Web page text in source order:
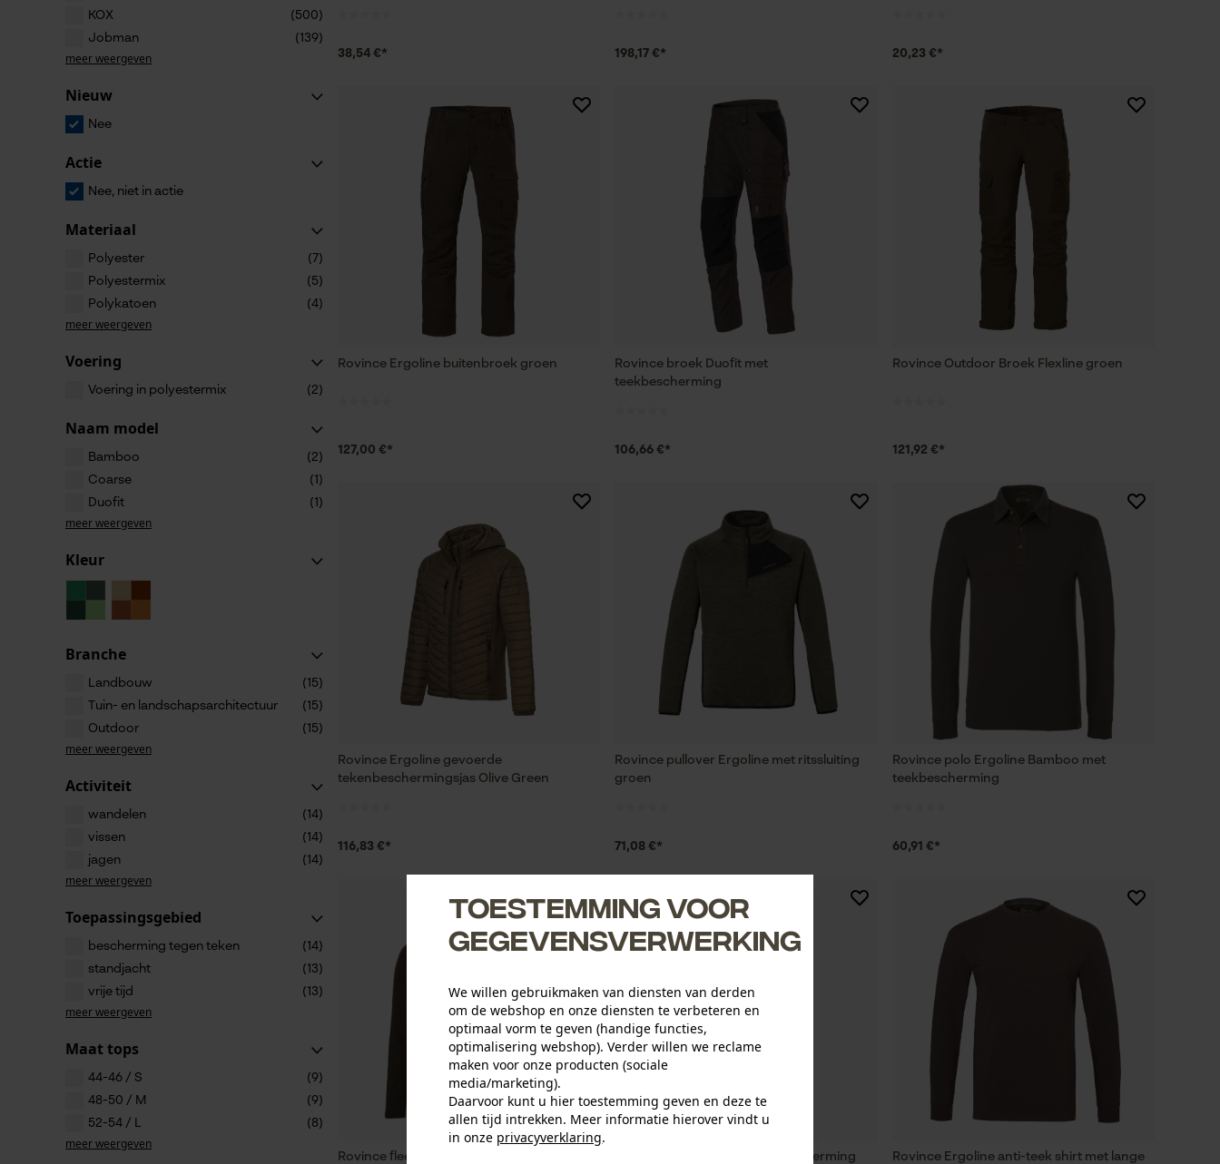
KOX
(500)
Jobman
(139)
meer weergeven
Nieuw
Nee
Actie
Nee, niet in actie
Materiaal
Polyester
(7)
Polyestermix
(5)
Polykatoen
(4)
meer weergeven
Voering
Voering in polyestermix (2)
Naam model
Bamboo
(2)
Coarse
(1)
Duofit
(1)
meer weergeven
Kleur
Branche
Landbouw
(15)
Tuin- en landschapsarchitectuur
(15)
Outdoor
(15)
meer weergeven
Activiteit
wandelen
(14)
vissen
(14)
jagen
(14)
meer weergeven
Toepassingsgebied
bescherming tegen teken
(14)
standjacht
(13)
vrije tijd
(13)
meer weergeven
Maat tops
44-46 / S
(9)
48-50 / M
(9)
52-54 / L
(8)
meer weergeven
38,54 €* 198,17 €* 20,23 €*
Rovince Ergoline buitenbroek groen
127,00 €*
Rovince broek Duofit met
teekbescherming
106,66 €*
Rovince Outdoor Broek Flexline groen
121,92 €*
Rovince Ergoline gevoerde
tekenbeschermingsjas Olive Green
116,83 €*
Rovince pullover Ergoline met ritssluiting
groen
71,08 €*
Rovince polo Ergoline Bamboo met
teekbescherming
60,91 €*
Rovince fleecejas Coarse groen
Rovince gamaschen tekenbescherming
Rovince Ergoline anti-teek shirt met lange
Toestemming voor
gegevensverwerking
We willen gebruikmaken van diensten van derden
om de webshop en onze diensten te verbeteren en
optimaal vorm te geven (handige functies,
optimalisering webshop). Verder willen we reclame
maken voor onze producten (sociale
media/marketing).
Daarvoor kunt u hier toestemming geven en deze te
allen tijd intrekken. Meer informatie hierover vindt u
in onze privacyverklaring.